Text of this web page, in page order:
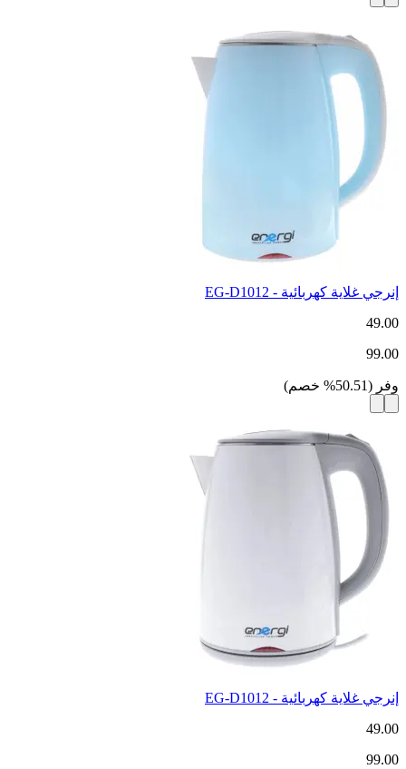
إنرجي غلاية كهربائية - EG-D1012
49.00
99.00
وفر (
50.51
% خصم)
إنرجي غلاية كهربائية - EG-D1012
49.00
99.00